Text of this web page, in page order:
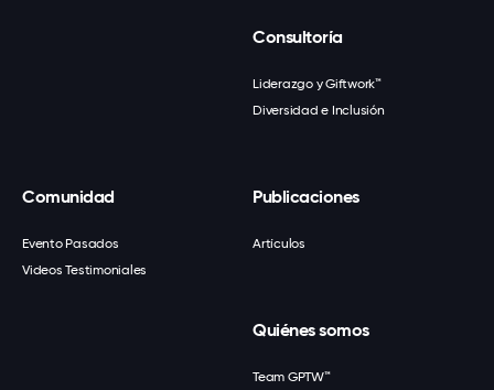
Consultoría
Liderazgo y Giftwork™
Diversidad e Inclusión
Comunidad
Evento Pasados
Videos Testimoniales
Publicaciones
Artículos
Quiénes somos
Team GPTW™